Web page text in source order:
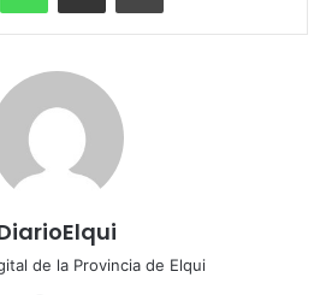
de la Provincia de Elqui